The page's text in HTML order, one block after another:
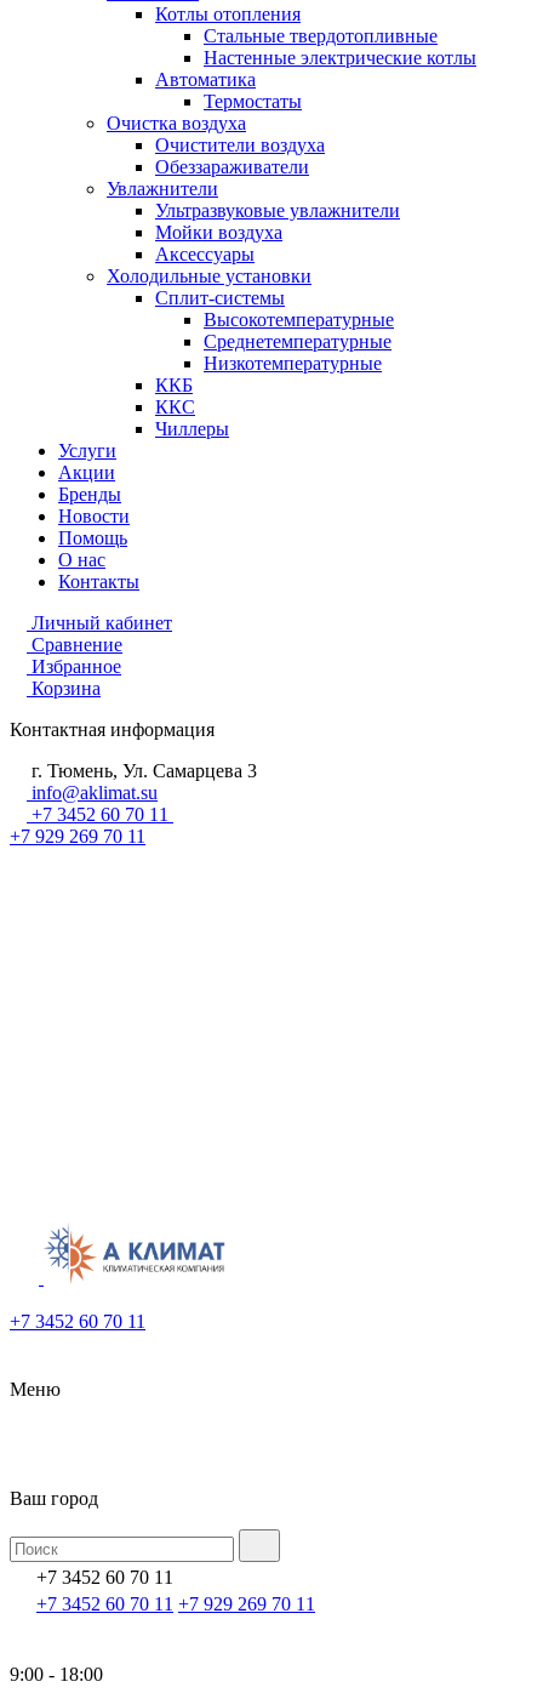
Котлы отопления
Стальные твердотопливные
Настенные электрические котлы
Автоматика
Термостаты
Очистка воздуха
Очистители воздуха
Обеззараживатели
Увлажнители
Ультразвуковые увлажнители
Мойки воздуха
Аксессуары
Холодильные установки
Сплит-системы
Высокотемпературные
Среднетемпературные
Низкотемпературные
ККБ
ККС
Чиллеры
Услуги
Акции
Бренды
Новости
Помощь
О нас
Контакты
Личный кабинет
Сравнение
Избранное
Корзина
Контактная информация
г. Тюмень, Ул. Самарцева 3
info@aklimat.su
+7 3452 60 70 11
+7 929 269 70 11
+7 3452 60 70 11
Меню
Ваш город
+7 3452 60 70 11
+7 3452 60 70 11 +7 929 269 70 11
9:00 - 18:00